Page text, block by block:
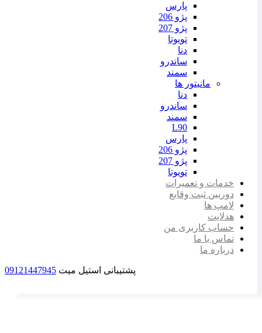
پارس
پژو 206
پژو 207
تویوتا
دنا
ساندرو
سمند
مانیتور ها
دنا
ساندرو
سمند
L90
پارس
پژو 206
پژو 207
تویوتا
خدمات و تعمیرات
دوربین ثبت وقایع
لامپ ها
هدلایت
حساب کاربری من
تماس با ما
درباره ما
پشتیبانی استیل میت 09121447945